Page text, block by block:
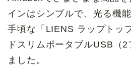
インはシンプルで、光る機
手頃な「LIENS ラップトッ
ドスリムポータブルUSB（2
ました。